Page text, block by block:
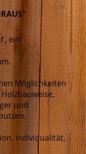
ein
Möglichkeiten
und
Individualität,